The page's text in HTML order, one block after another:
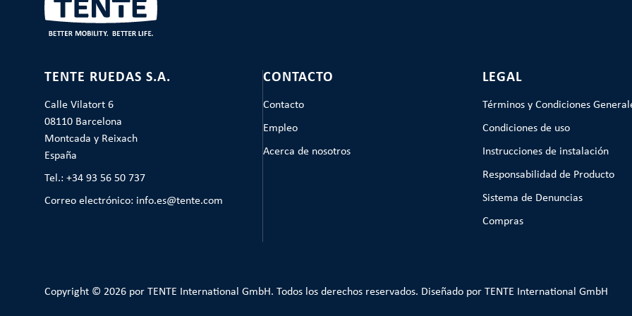
TENTE RUEDAS S.A.
Calle Vilatort 6
08110 Barcelona
Montcada y Reixach
España
Tel.: +34 93 56 50 737
Correo electrónico: info.es@tente.com
CONTACTO
Contacto
Empleo
Acerca de nosotros
LEGAL
Términos y Condiciones
Condiciones de uso
Instrucciones de instalación
Responsabilidad de Producto
Sistema de Denuncias
Compras
Copyright © 2026 por TENTE International GmbH. Todos los derechos reservados. Diseñado por TENTE International GmbH